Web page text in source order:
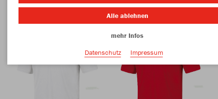
Alle ablehnen
mehr Infos
Datenschutz
Impressum